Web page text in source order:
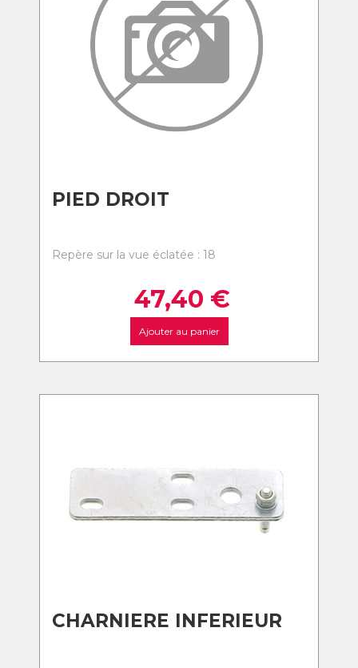
PIED DROIT
Repère sur la vue éclatée : 18
47,40 €
Ajouter au panier
CHARNIERE INFERIEUR